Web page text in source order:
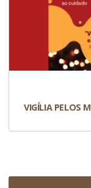
VIGÍLIA PELOS